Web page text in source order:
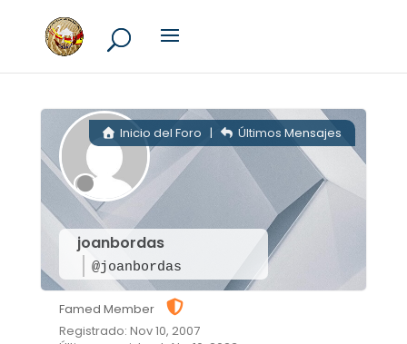
joanbordas
@joanbordas
Inicio del Foro | Últimos Mensajes
Famed Member
Registrado: Nov 10, 2007